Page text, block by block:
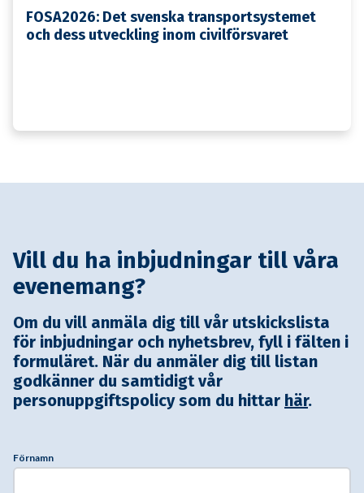
FOSA2026: Det svenska transportsystemet
och dess utveckling inom civilförsvaret
Vill du ha inbjudningar till våra
evenemang?
Om du vill anmäla dig till vår utskickslista
för inbjudningar och nyhetsbrev, fyll i fälten i
formuläret. När du anmäler dig till listan
godkänner du samtidigt vår
personuppgiftspolicy som du hittar här.
Förnamn